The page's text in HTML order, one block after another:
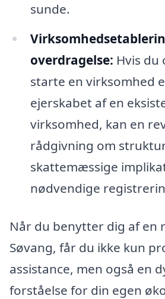
sunde.
overdragelse: Hvis du
starte en virksomhed
ejerskabet af en
virksomhed, kan en
rådgivning om
skattemæssige
nødvendige
Når du benytter dig af en
Søvang, får du ikke kun
assistance, men også en
forståelse for din egen